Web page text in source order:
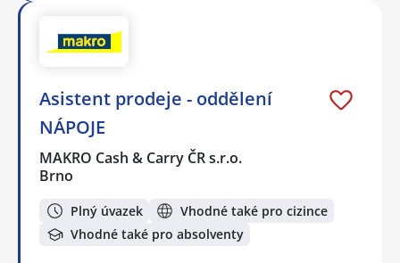
Asistent prodeje - oddělení
NÁPOJE
MAKRO Cash & Carry ČR s.r.o.
Brno
Plný úvazek
Vhodné také pro cizince
Vhodné také pro absolventy